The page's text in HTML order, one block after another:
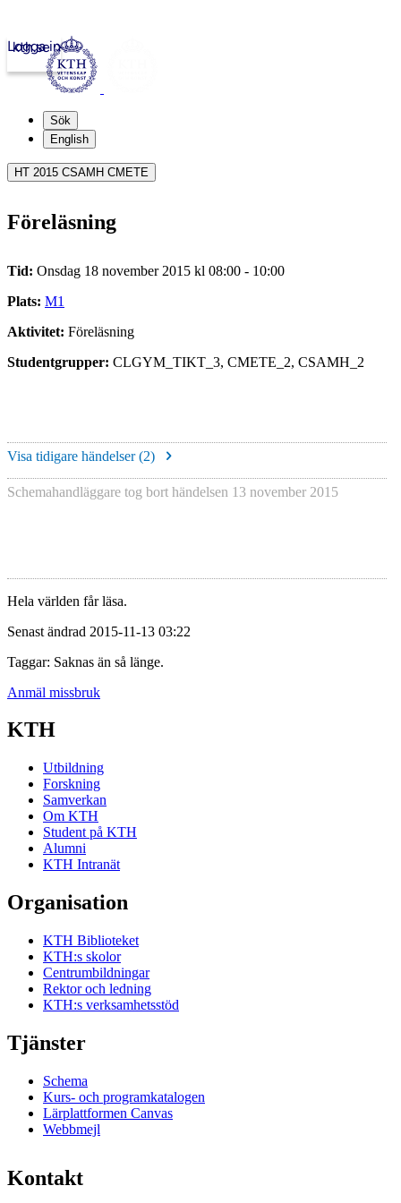
kth.se
Logga in
Sök
English
HT 2015 CSAMH CMETE
Föreläsning
Tid: Onsdag 18 november 2015 kl 08:00 - 10:00
Plats: M1
Aktivitet: Föreläsning
Studentgrupper: CLGYM_TIKT_3, CMETE_2, CSAMH_2
Visa tidigare händelser (2)
Schemahandläggare tog bort händelsen 13 november 2015
Hela världen får läsa.
Senast ändrad 2015-11-13 03:22
Taggar: Saknas än så länge.
Anmäl missbruk
KTH
Utbildning
Forskning
Samverkan
Om KTH
Student på KTH
Alumni
KTH Intranät
Organisation
KTH Biblioteket
KTH:s skolor
Centrumbildningar
Rektor och ledning
KTH:s verksamhetsstöd
Tjänster
Schema
Kurs- och programkatalogen
Lärplattformen Canvas
Webbmejl
Kontakt